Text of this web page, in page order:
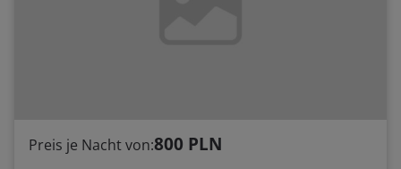
Preis je Nacht von:800 PLN